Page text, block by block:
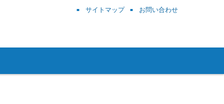
サイトマップ お問い合わせ